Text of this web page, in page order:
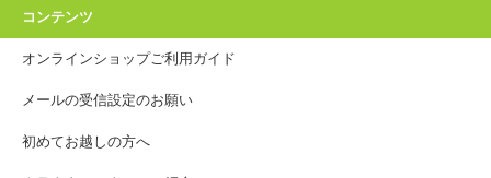
コンテンツ
オンラインショップご利用ガイド
メールの受信設定のお願い
初めてお越しの方へ